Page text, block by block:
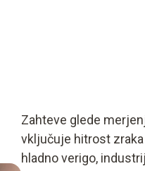
Zahteve glede
vključuje hitrost
hladno verigo,